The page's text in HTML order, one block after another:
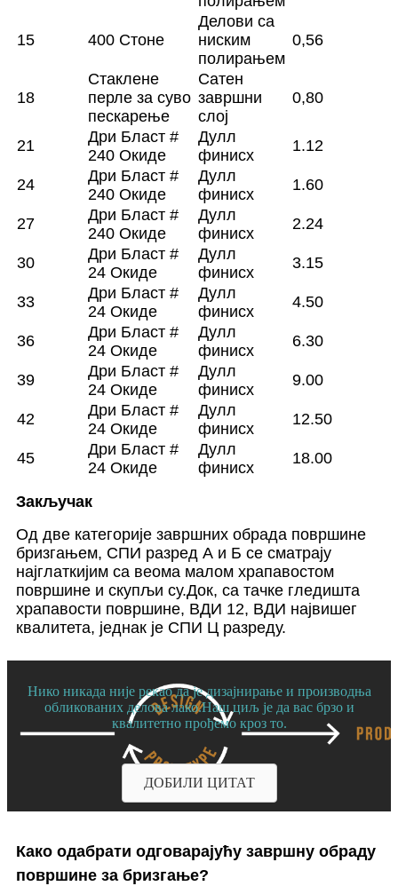
15 400 Стоне
Делови са
ниским
полирањем
0,56
18
Стаклене
перле за суво
пескарење
Сатен
завршни
слој
0,80
21
Дри Бласт #
240 Окиде
Дулл
финисх
1.12
24
Дри Бласт #
240 Окиде
Дулл
финисх
1.60
27
Дри Бласт #
240 Окиде
Дулл
финисх
2.24
30
Дри Бласт #
24 Окиде
Дулл
финисх
3.15
33
Дри Бласт #
24 Окиде
Дулл
финисх
4.50
36
Дри Бласт #
24 Окиде
Дулл
финисх
6.30
39
Дри Бласт #
24 Окиде
Дулл
финисх
9.00
42
Дри Бласт #
24 Окиде
Дулл
финисх
12.50
45
Дри Бласт #
24 Окиде
Дулл
финисх
18.00
Закључак
Од две категорије завршних обрада површине
бризгањем, СПИ разред А и Б се сматрају
најглаткијим са веома малом храпавостом
површине и скупљи су.Док, са тачке гледишта
храпавости површине, ВДИ 12, ВДИ највишег
квалитета, једнак је СПИ Ц разреду.
Нико никада није рекао да је дизајнирање и производња
обликованих делова лако.Наш циљ је да вас брзо и
квалитетно прођемо кроз то.
ДОБИЛИ ЦИТАТ
Како одабрати одговарајућу завршну обраду
површине за бризгање?